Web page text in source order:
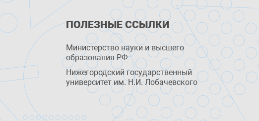
ПОЛЕЗНЫЕ ССЫЛКИ
Министерство науки и высшего
образования РФ
Нижегородский государственный
университет им. Н.И. Лобачевского